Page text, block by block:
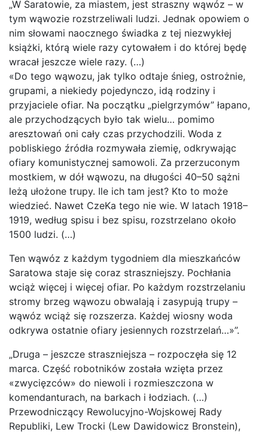
„W Saratowie, za miastem, jest straszny wąwóz – w
tym wąwozie rozstrzeliwali ludzi. Jednak opowiem o
nim słowami naocznego świadka z tej niezwykłej
książki, którą wiele razy cytowałem i do której będę
wracał jeszcze wiele razy. (…)
«Do tego wąwozu, jak tylko odtaje śnieg, ostrożnie,
grupami, a niekiedy pojedynczo, idą rodziny i
przyjaciele ofiar. Na początku „pielgrzymów” łapano,
ale przychodzących było tak wielu… pomimo
aresztowań oni cały czas przychodzili. Woda z
pobliskiego źródła rozmywała ziemię, odkrywając
ofiary komunistycznej samowoli. Za przerzuconym
mostkiem, w dół wąwozu, na długości 40–50 sążni
leżą ułożone trupy. Ile ich tam jest? Kto to może
wiedzieć. Nawet CzeKa tego nie wie. W latach 1918–
1919, według spisu i bez spisu, rozstrzelano około
1500 ludzi. (…)
Ten wąwóz z każdym tygodniem dla mieszkańców
Saratowa staje się coraz straszniejszy. Pochłania
wciąż więcej i więcej ofiar. Po każdym rozstrzelaniu
stromy brzeg wąwozu obwalają i zasypują trupy –
wąwóz wciąż się rozszerza. Każdej wiosny woda
odkrywa ostatnie ofiary jesiennych rozstrzelań…»”.
„Druga – jeszcze straszniejsza – rozpoczęła się 12
marca. Część robotników została wzięta przez
«zwycięzców» do niewoli i rozmieszczona w
komendanturach, na barkach i łodziach. (…)
Przewodniczący Rewolucyjno-Wojskowej Rady
Republiki, Lew Trocki (Lew Dawidowicz Bronstein),